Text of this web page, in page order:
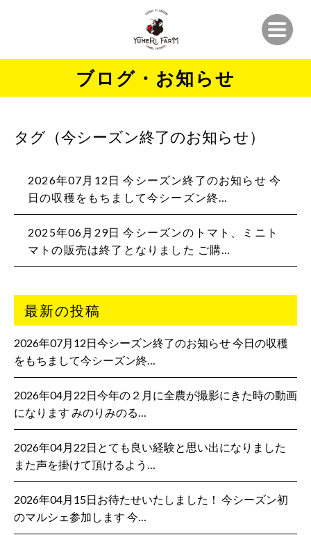
ブログ・お知らせ
タグ（今シーズン終了のお知らせ）
2026年07月12日 今シーズン終了のお知らせ 今
日の収穫をもちまして今シーズン終…
2025年06月29日 今シーズンのトマト、ミニト
マトの販売は終了となりました ご購…
最新の投稿
2026年07月12日今シーズン終了のお知らせ 今日の収穫
をもちまして今シーズン終…
2026年04月22日今年の２月に全農が撮影にきた時の動画
になります みのりみのる…
2026年04月22日とても良い経験と思い出になりました
また声を掛けて頂けるよう…
2026年04月15日お待たせいたしました！ 今シーズン初
のマルシェ参加します 今…